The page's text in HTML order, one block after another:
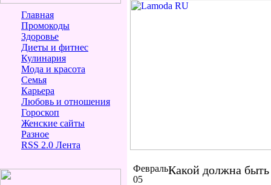
Главная
Промокоды
Здоровье
Диеты и фитнес
Кулинария
Мода и красота
Семья
Карьера
Любовь и отношения
Гороскоп
Женские сайты
Разное
RSS 2.0 Лента
Февраль
05
Какой должна